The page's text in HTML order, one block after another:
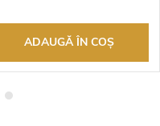
ADAUGĂ ÎN COŞ